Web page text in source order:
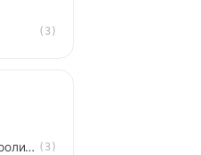
(3)
Гальванически/электролитически оцинкованная (3)